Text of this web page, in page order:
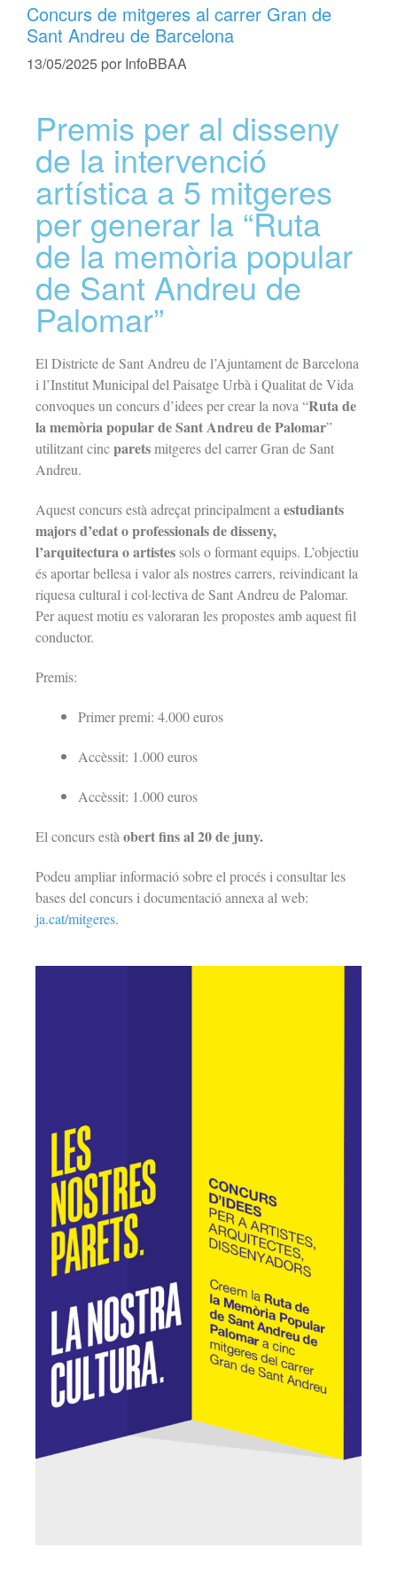
Concurs de mitgeres al carrer Gran de
Sant Andreu de Barcelona
13/05/2025 por InfoBBAA
Premis per al disseny
de la intervenció
artística a 5 mitgeres
per generar la “Ruta
de la memòria popular
de Sant Andreu de
Palomar”
El Districte de Sant Andreu de l’Ajuntament de Barcelona
i l’Institut Municipal del Paisatge Urbà i Qualitat de Vida
convoques un concurs d’idees per crear la nova “Ruta de
la memòria popular de Sant Andreu de Palomar”
utilitzant cincparetsmitgeresdel carrer Gran de Sant
Andreu.
Aquest concurs està adreçat principalment a estudiants
majors d’edat o professionals de disseny,
l’arquitectura o artistes sols o formant equips. L’objectiu
és aportar bellesa i valor als nostres carrers, reivindicant la
riquesa cultural i col·lectiva de Sant Andreu de Palomar.
Per aquest motiu es valoraran les propostes amb aquest fil
conductor.
Premis:
Primer premi: 4.000 euros
Accèssit: 1.000 euros
Accèssit: 1.000 euros
El concurs està obert fins al 20 de juny.
Podeu ampliar informació sobre el procés i consultar les
bases del concurs i documentació annexa al web:
ja.cat/mitgeres.